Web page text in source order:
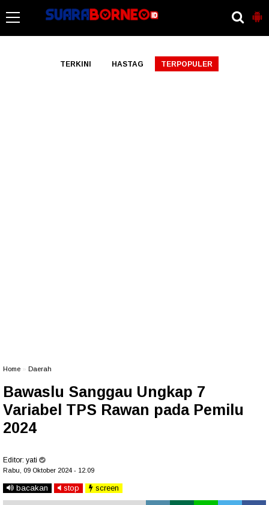
TERKINI HASTAG TERPOPULER
Home Daerah
Bawaslu Sanggau Ungkap 7
Variabel TPS Rawan pada Pemilu
2024
Editor: yati
Rabu, 09 Oktober 2024 - 12.09
bacakan stop screen